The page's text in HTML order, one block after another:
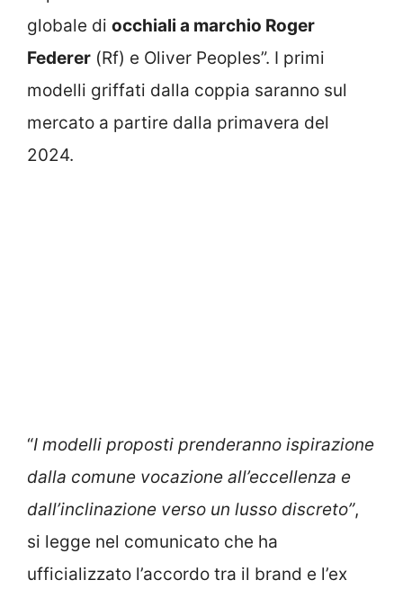
globale di occhiali a marchio Roger
Federer (Rf) e Oliver Peoples”. I primi
modelli griffati dalla coppia saranno sul
mercato a partire dalla primavera del
2024.
“I modelli proposti prenderanno ispirazione
dalla comune vocazione all’eccellenza e
dall’inclinazione verso un lusso discreto”,
si legge nel comunicato che ha
ufficializzato l’accordo tra il brand e l’ex